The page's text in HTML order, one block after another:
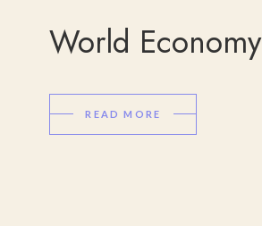
World Economy
READ MORE